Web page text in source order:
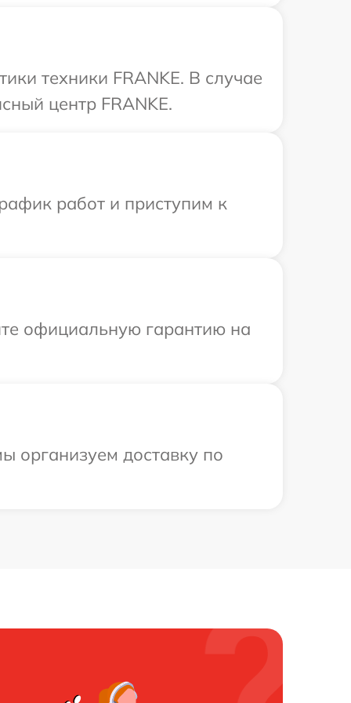
техники FRANKE. В случае
центр FRANKE.
работ и приступим к
официальную гарантию на
организуем доставку по